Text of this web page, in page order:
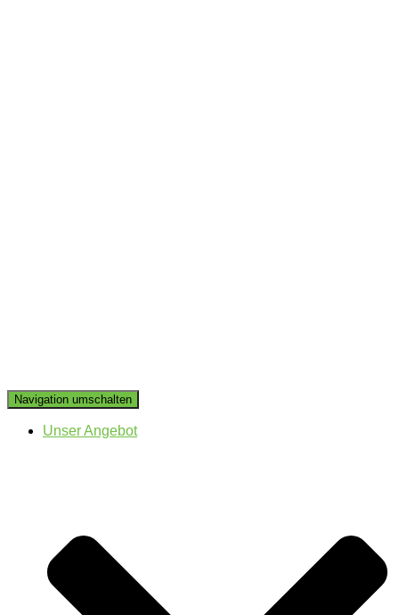
Navigation umschalten
Unser Angebot